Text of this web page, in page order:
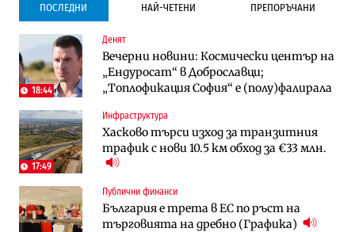
ПОСЛЕДНИ НАЙ-ЧЕТЕНИ ПРЕПОРЪЧАНИ
18:44
Денят
Вечерни новини: Космически център на
„Ендуросат“ в Доброславци;
„Топлофикация София“ e (полу)фалирала
17:49
Инфраструктура
Хасково търси изход за транзитния
трафик с нови 10.5 км обход за €33 млн.
Публични финанси
България е трета в ЕС по ръст на
търговията на дребно (Графика)
Градоустройство
Столична община избра изпълнител за
преместването на трамвайното
трасе по бул. „Скобелев“
Компании
Vivacom предлага над 150 устройства с
90% отстъпка през август
Енергетика
АЕЦ „Козлодуй“ ще работи само още
няколко седмици, ако сушата продължи
Компании
Vivacom предлага над 150 устройства с
90% отстъпка през август
To:know
Последни дни с обозначаване на цените
в лева: Какво предстои?
Градоустройство
Столична община избра изпълнител за
преместването на трамвайното